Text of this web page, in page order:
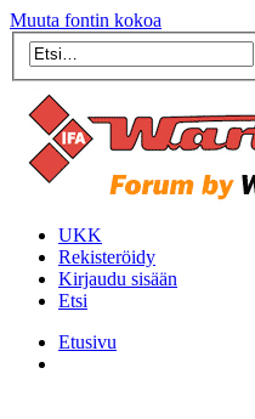
Muuta fontin kokoa
UKK
Rekisteröidy
Kirjaudu sisään
Etsi
Etusivu